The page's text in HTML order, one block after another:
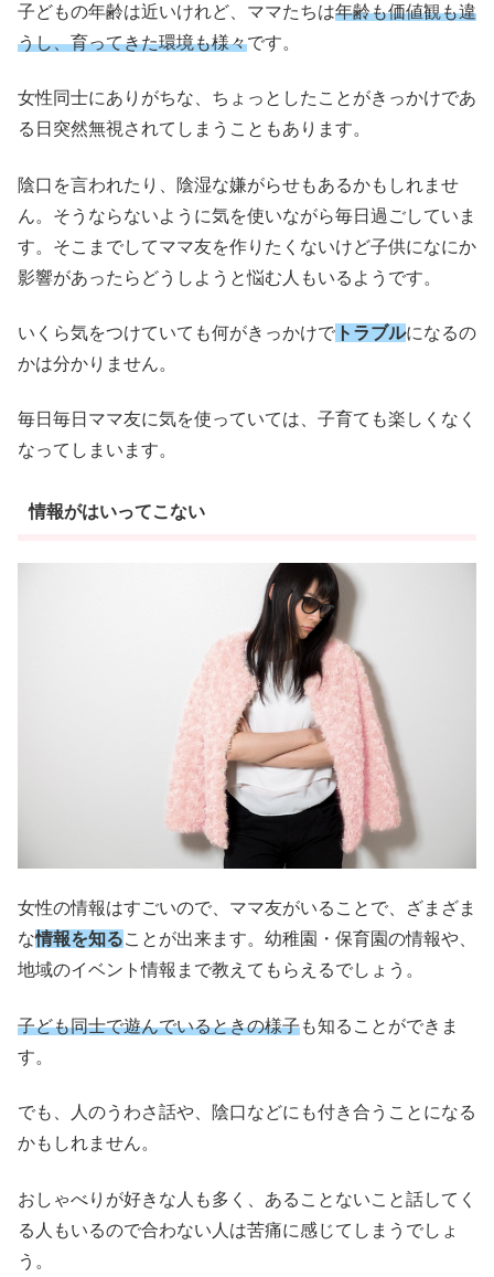
子どもの年齢は近いけれど、ママたちは年齢も価値観も違
うし、育ってきた環境も様々です。
女性同士にありがちな、ちょっとしたことがきっかけであ
る日突然無視されてしまうこともあります。
陰口を言われたり、陰湿な嫌がらせもあるかもしれませ
ん。そうならないように気を使いながら毎日過ごしていま
す。そこまでしてママ友を作りたくないけど子供になにか
影響があったらどうしようと悩む人もいるようです。
いくら気をつけていても何がきっかけで トラブルになるの
かは分かりません。
毎日毎日ママ友に気を使っていては、子育ても楽しくなく
なってしまいます。
情報がはいってこない
女性の情報はすごいので、ママ友がいることで、ざまざま
な情報を知ることが出来ます。幼稚園・保育園の情報や、
地域のイベント情報まで教えてもらえるでしょう。
子ども同士で遊んでいるときの様子も知ることができま
す。
でも、人のうわさ話や、陰口などにも付き合うことになる
かもしれません。
おしゃべりが好きな人も多く、あることないこと話してく
る人もいるので合わない人は苦痛に感じてしまうでしょ
う。